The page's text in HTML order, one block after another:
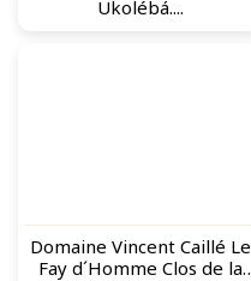
Ukolébá....
Domaine Vincent Caillé Le
Fay d´Homme Clos de la